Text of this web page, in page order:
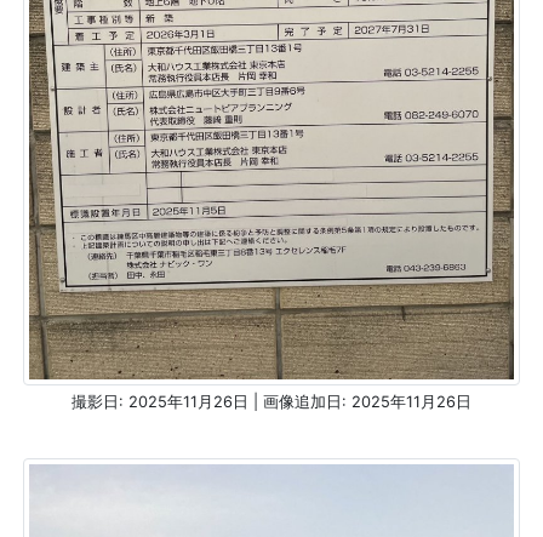
撮影日: 2025年11月26日 | 画像追加日: 2025年11月26日